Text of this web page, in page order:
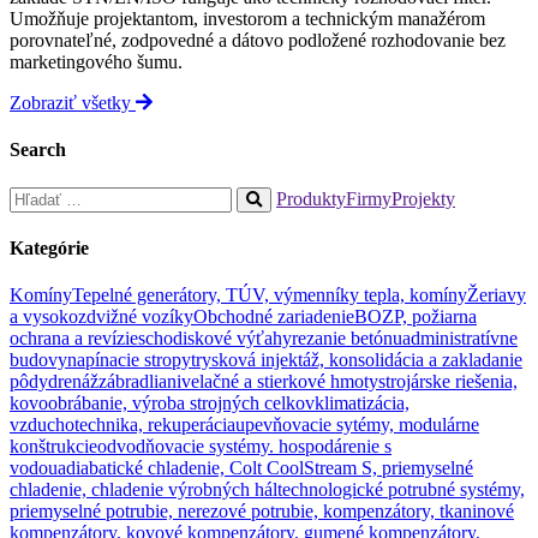
Umožňuje projektantom, investorom a technickým manažérom
porovnateľné, zodpovedné a dátovo podložené rozhodovanie bez
marketingového šumu.
Zobraziť všetky
Search
Hľadať:
autocomplete
results
are
available
use
up
and
down
arrows
to
review
and
enter
to
ProduktyFirmyProjekty
Kategórie
KomínyTepelné generátory, TÚV, výmenníky tepla, komínyŽeriavy
a vysokozdvižné vozíkyObchodné zariadenieBOZP, požiarna
ochrana a revízieschodiskové výťahyrezanie betónuadministratívne
budovynapínacie stropytrysková injektáž, konsolidácia a zakladanie
pôdydrenážzábradlianivelačné a stierkové hmotystrojárske riešenia,
kovoobrábanie, výroba strojných celkovklimatizácia,
vzduchotechnika, rekuperáciaupevňovacie sytémy, modulárne
konštrukcieodvodňovacie systémy. hospodárenie s
vodouadiabatické chladenie, Colt CoolStream S, priemyselné
chladenie, chladenie výrobných háltechnologické potrubné systémy,
priemyselné potrubie, nerezové potrubie, kompenzátory, tkaninové
kompenzátory, kovové kompenzátory, gumené kompenzátory,